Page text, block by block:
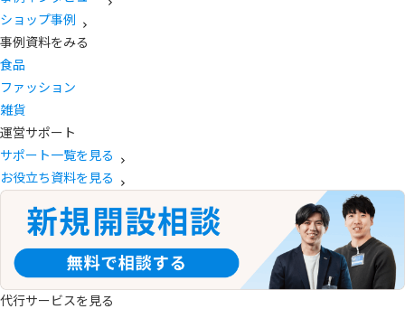
ショップ事例
事例資料をみる
食品
ファッション
雑貨
運営サポート
サポート一覧を見る
お役立ち資料を見る
代行サービスを見る